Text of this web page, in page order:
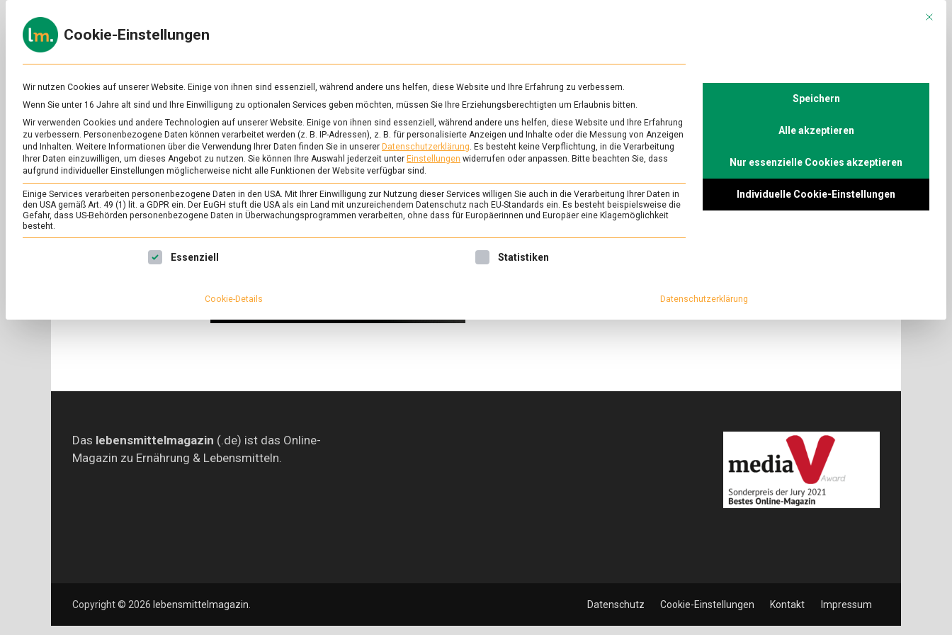
to
content
zu
&
Ernährung
SCHLAGWORT: GÄNSEBLÜMCHEN
ERNÄHRUNG & GESUNDHEIT/FEATURED
Kulinarische Blütenträume: Lass
Blumen essen!
26. August 2022 Johannes
Kulinarische
Blumen machen sich nicht nur auf dem Tisch
Das lebensmittelmagazin (.de) ist das Online-
Magazin zu Ernährung & Lebensmitteln.
Copyright © 2026 lebensmittelmagazin Datenschutz Cookie-Einstellungen Kontakt Impressum
Mit
Cookie-Einstellungen
Wir nutzen Cookies auf unserer Website. Einige von ihnen sind essenziell, während andere uns helfen, diese Website und Ihre Erfahrung zu verbessern.
Wenn Sie unter 16 Jahre alt sind und Ihre Einwilligung zu optionalen Services geben möchten, müssen Sie Ihre Erziehungsberechtigten um Erlaubnis bitten.
Wir verwenden Cookies und andere Technologien auf unserer Website. Einige von ihnen sind essenziell, während andere uns helfen, diese Website und Ihre Erfahrung
zu verbessern. Personenbezogene Daten können verarbeitet werden (z. B. IP-Adressen), z. B. für personalisierte Anzeigen und Inhalte oder die Messung von Anzeigen
und Inhalten. Weitere Informationen über die Verwendung Ihrer Daten finden Sie in unserer Datenschutzerklärung. Es besteht keine Verpflichtung, in die Verarbeitung
Ihrer Daten einzuwilligen, um dieses Angebot zu nutzen. Sie können Ihre Auswahl jederzeit unter Einstellungen widerrufen oder anpassen. Bitte beachten Sie, dass
aufgrund individueller Einstellungen möglicherweise nicht alle Funktionen der Website verfügbar sind.
Einige Services verarbeiten personenbezogene Daten in den USA. Mit Ihrer Einwilligung zur Nutzung dieser Services willigen Sie auch in die Verarbeitung Ihrer Daten in
den USA gemäß Art. 49 (1) lit. a GDPR ein. Der EuGH stuft die USA als ein Land mit unzureichendem Datenschutz nach EU-Standards ein. Es besteht beispielsweise die
Gefahr, dass US-Behörden personenbezogene Daten in Überwachungsprogrammen verarbeiten, ohne dass für Europäerinnen und Europäer eine Klagemöglichkeit
besteht.
Es folgt eine Liste der Service-Gruppen, für die eine Einwilligung erteilt werden kann. Die erste Service-Gruppe ist essenziell und kann nicht abgewählt werden.
Essenziell Statistiken
Speichern
Alle akzeptieren
Nur essenzielle Cookies akzeptieren
Individuelle Cookie-Einstellungen
Cookie-Details Datenschutzerklärung